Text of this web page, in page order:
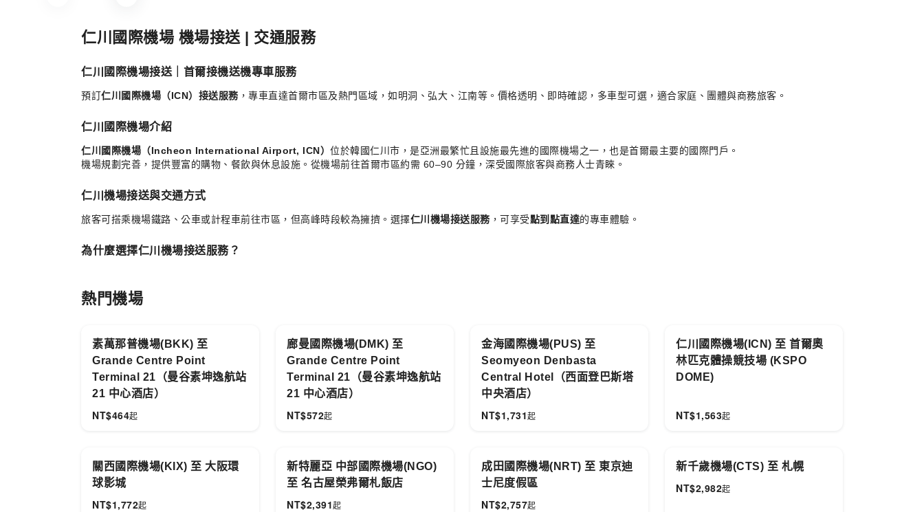
of
仁川國際機場 機場接送 | 交通服務
仁川國際機場接送｜首爾接機送機專車服務
預訂仁川國際機場（ICN）接送服務 ，專車直達首爾市區及熱門區域，如明洞、弘大、江南等。價格透明、即時確認，多車型可選，適合家庭、團體與商務旅客。
仁川國際機場介紹
仁川國際機場（Incheon International Airport, ICN） 位於韓國仁川市，是亞洲最繁忙且設施最先進的國際機場之一，也是首爾最主要的國際門戶。
機場規劃完善，提供豐富的購物、餐飲與休息設施。從機場前往首爾市區約需 60–90 分鐘，深受國際旅客與商務人士青睞。
仁川機場接送與交通方式
旅客可搭乘機場鐵路、公車或計程車前往市區，但高峰時段較為擁擠。選擇仁川機場接送服務 ，可享受點到點直達的專車體驗。
為什麼選擇仁川機場接送服務？
熱門機場
素萬那普機場(BKK) 至
Grande Centre Point
Terminal 21（曼谷素坤逸航站
21 中心酒店）
NT$464起
廊曼國際機場(DMK) 至
Grande Centre Point
Terminal 21（曼谷素坤逸航站
21 中心酒店）
NT$572起
金海國際機場(PUS) 至
Seomyeon Denbasta
Central Hotel（西面登巴斯塔
中央酒店）
NT$1,731起
仁川國際機場(ICN) 至 首爾奧
林匹克體操競技場 (KSPO
DOME)
NT$1,563起
關西國際機場(KIX) 至 大阪環
球影城
NT$1,772起
新特麗亞 中部國際機場(NGO)
至 名古屋榮弗爾札飯店
NT$2,391起
成田國際機場(NRT) 至 東京迪
士尼度假區
NT$2,757起
新千歲機場(CTS) 至 札幌
NT$2,982起